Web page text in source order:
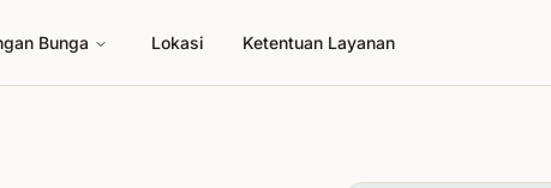
Bunga Lokasi Ketentuan Layanan